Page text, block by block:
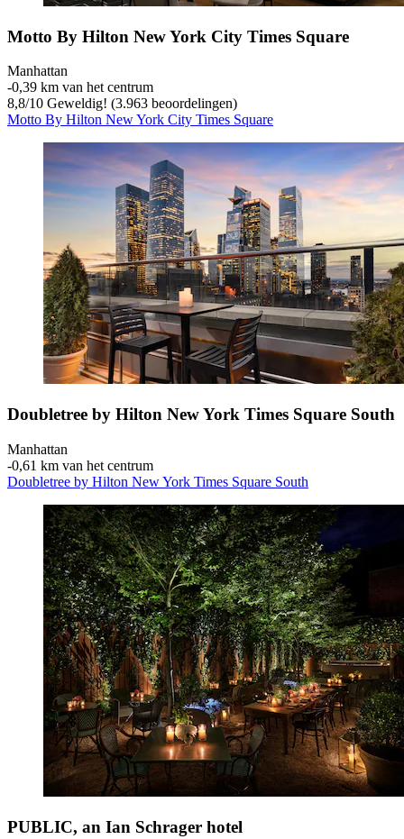
Motto By Hilton New York City Times Square
Manhattan
‐0,39 km van het centrum
8,8/10 Geweldig! (3.963 beoordelingen)
Motto By Hilton New York City Times Square
Doubletree by Hilton New York Times Square South
Manhattan
‐0,61 km van het centrum
Doubletree by Hilton New York Times Square South
PUBLIC, an Ian Schrager hotel